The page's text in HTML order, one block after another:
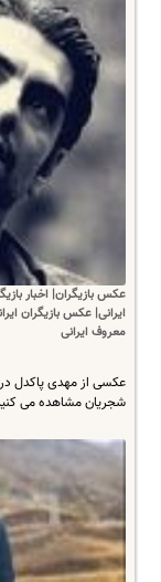
عکس بازیگران| اخبار
ایرانی| عکس بازیگران
معروف ایرانی
عکسی از مهدی پاکدل در
شجریان مشاهده می